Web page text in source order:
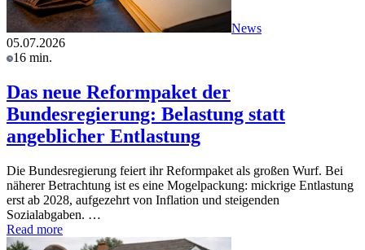
News
05.07.2026
16 min.
Das neue Reformpaket der
Bundesregierung: Belastung statt
angeblicher Entlastung
Die Bundesregierung feiert ihr Reformpaket als großen Wurf. Bei
näherer Betrachtung ist es eine Mogelpackung: mickrige Entlastung
erst ab 2028, aufgezehrt von Inflation und steigenden
Sozialabgaben. …
Read more